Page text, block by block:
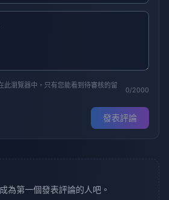
此瀏覽器中，只有您能看到待審核的留
0/2000
發表評論
為第一個發表評論的人吧。